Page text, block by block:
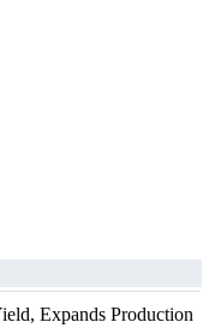
Expands Production